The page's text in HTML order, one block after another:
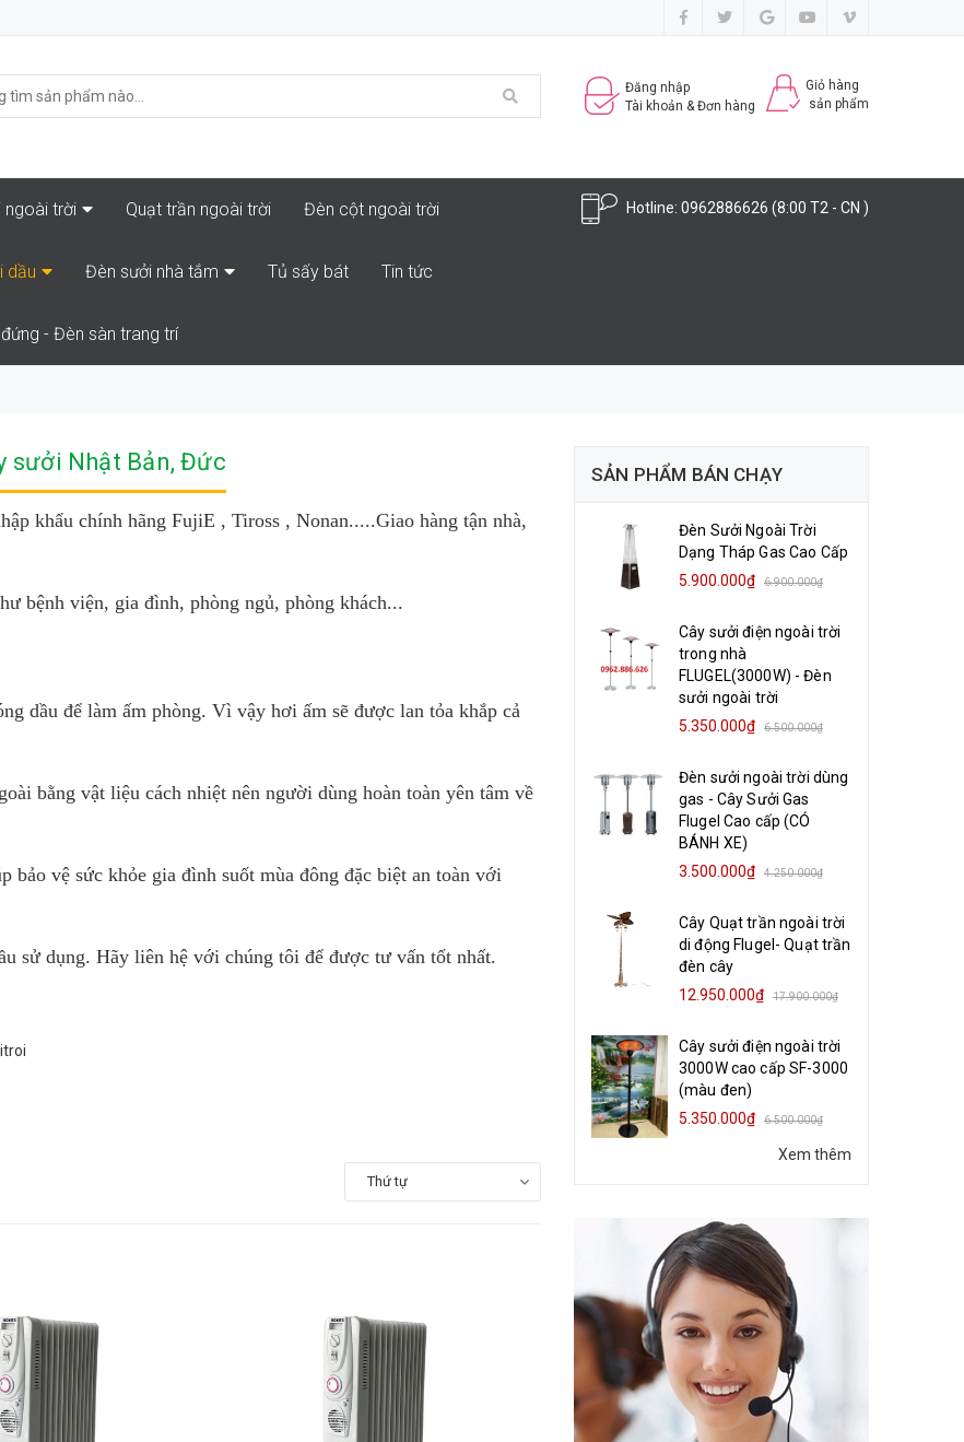
Đăng nhập
Tài khoản & Đơn hàng
Giỏ hàng
sản phẩm
ngoài trời Quạt trần ngoài trời Đèn cột ngoài trời
dầu Đèn sưởi nhà tắm Tủ sấy bát Tin tức
- Đèn sàn trang trí
Hotline: 0962886626 (8:00 T2 - CN )
sưởi Nhật Bản, Đức
khẩu chính hãng FujiE , Tiross , Nonan.....Giao hàng tận nhà,
bệnh viện, gia đình, phòng ngủ, phòng khách...
dầu để làm ấm phòng. Vì vậy hơi ấm sẽ được lan tỏa khắp cả
bằng vật liệu cách nhiệt nên người dùng hoàn toàn yên tâm về
vệ sức khỏe gia đình suốt mùa đông đặc biệt an toàn với
sử dụng. Hãy liên hệ với chúng tôi để được tư vấn tốt nhất.
Thứ tự
SẢN PHẨM BÁN CHẠY
Đèn Sưởi Ngoài Trời
Dạng Tháp Gas Cao Cấp
5.900.000₫
6.900.000₫
Cây sưởi điện ngoài trời
trong nhà
FLUGEL(3000W) - Đèn
sưởi ngoài trời
5.350.000₫
6.500.000₫
Đèn sưởi ngoài trời dùng
gas - Cây Sưởi Gas
Flugel Cao cấp (CÓ
BÁNH XE)
3.500.000₫
4.250.000₫
Cây Quạt trần ngoài trời
di động Flugel- Quạt trần
đèn cây
12.950.000₫
17.900.000₫
Cây sưởi điện ngoài trời
3000W cao cấp SF-3000
(màu đen)
5.350.000₫
6.500.000₫
Xem thêm